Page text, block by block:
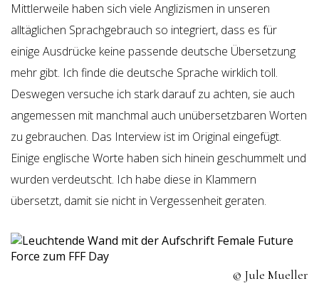
Mittlerweile haben sich viele Anglizismen in unseren
alltäglichen Sprachgebrauch so integriert, dass es für
einige Ausdrücke keine passende deutsche Übersetzung
mehr gibt. Ich finde die deutsche Sprache wirklich toll.
Deswegen versuche ich stark darauf zu achten, sie auch
angemessen mit manchmal auch unübersetzbaren Worten
zu gebrauchen. Das Interview ist im Original eingefügt.
Einige englische Worte haben sich hinein geschummelt und
wurden verdeutscht. Ich habe diese in Klammern
übersetzt, damit sie nicht in Vergessenheit geraten.
© Jule Mueller